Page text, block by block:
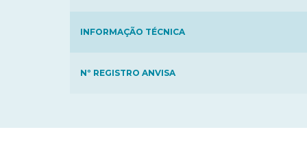
INFORMAÇÃO TÉCNICA
Nº REGISTRO ANVISA